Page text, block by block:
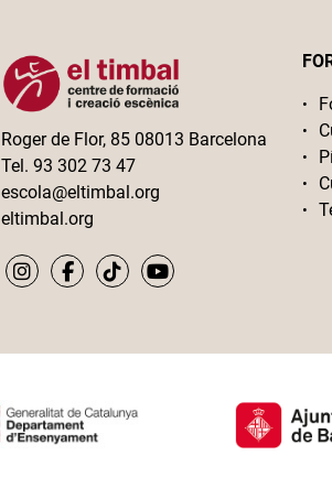
Roger de Flor, 85 08013 Barcelona
Tel. 93 302 73 47
escola@eltimbal.org
eltimbal.org